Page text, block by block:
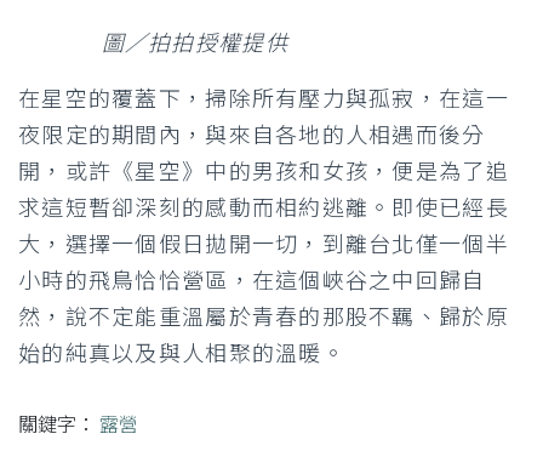
圖／拍拍授權提供
在星空的覆蓋下，掃除所有壓力與孤寂，在這一
夜限定的期間內，與來自各地的人相遇而後分
開，或許《星空》中的男孩和女孩，便是為了追
求這短暫卻深刻的感動而相約逃離。即使已經長
大，選擇一個假日拋開一切，到離台北僅一個半
小時的飛鳥恰恰營區，在這個峽谷之中回歸自
然，說不定能重溫屬於青春的那股不羈、歸於原
始的純真以及與人相聚的溫暖。
關鍵字： 露營